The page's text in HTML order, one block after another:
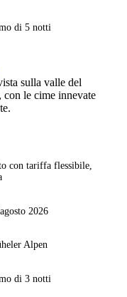
di 5 notti
con tariffa flessibile,
2026
Alpen
di 3 notti